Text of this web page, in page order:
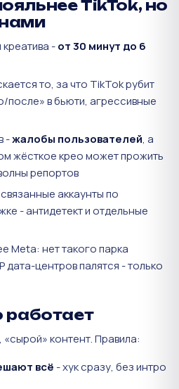
TikTok, но
-от 30 минут до 6
то, за что TikTok рубит
после» в бьюти, агрессивные
-жалобы пользователей, а
жёсткое крео может прожить
репортов
аккаунты по
- антидетект и отдельные
Meta: нет такого парка
дата-центров палятся - только
работает
контент. Правила:
всё - хук сразу, без интро